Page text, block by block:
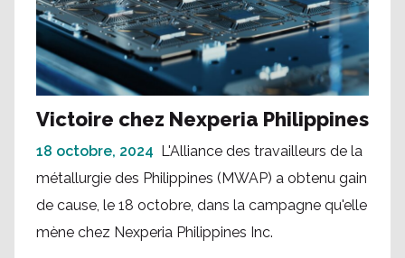
Victoire chez Nexperia Philippines
18 octobre, 2024 L'Alliance des travailleurs de la
métallurgie des Philippines (MWAP) a obtenu gain
de cause, le 18 octobre, dans la campagne qu'elle
mène chez Nexperia Philippines Inc.